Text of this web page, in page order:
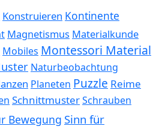
Konstruieren Kontinente
Magnetismus Materialkunde
Mobiles Montessori Material
Naturbeobachtung
Planeten Puzzle Reime
SchnittmusterSchrauben
Bewegung Sinn für